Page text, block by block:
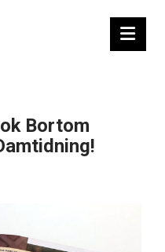
Bortom